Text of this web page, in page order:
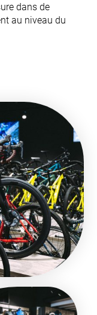
dans de
au niveau du